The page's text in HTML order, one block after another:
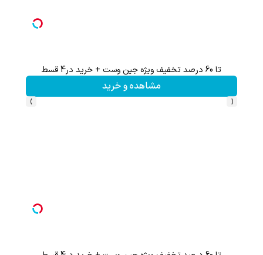
تا 60 درصد تخفیف ویژه جین وست + خرید در4 قسط
مشاهده و خرید
‹
›